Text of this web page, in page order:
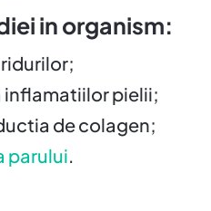
in organism:
pielii;
de colagen;
parului.